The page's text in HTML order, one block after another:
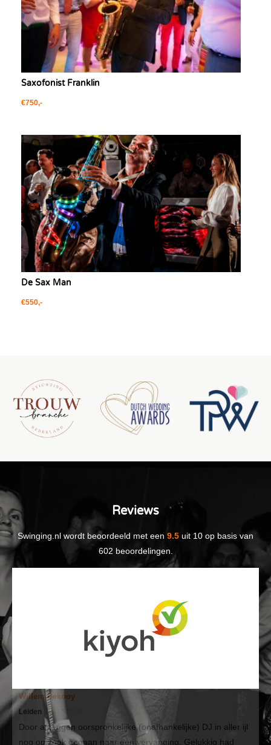
Saxofonist Franklin
€750,-
De Sax Man
€550,-
Reviews
Swinging.nl wordt beoordeeld met een 9.5 uit 10 op basis van
602 beoordelingen.
Willem Bekooy
Leiden 10-07-2026
Door afzeggen oorspronkelijke (onafhankelijke) DJ in aller ijl
nog op zoek gegaan naar een vervanging. Gelukkig had